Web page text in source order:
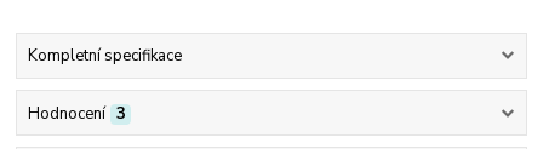
Kompletní specifikace
Hodnocení 3